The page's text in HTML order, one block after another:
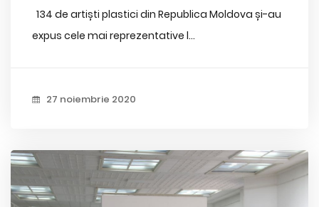
134 de artiști plastici din Republica Moldova și-au
expus cele mai reprezentative l...
27 noiembrie 2020